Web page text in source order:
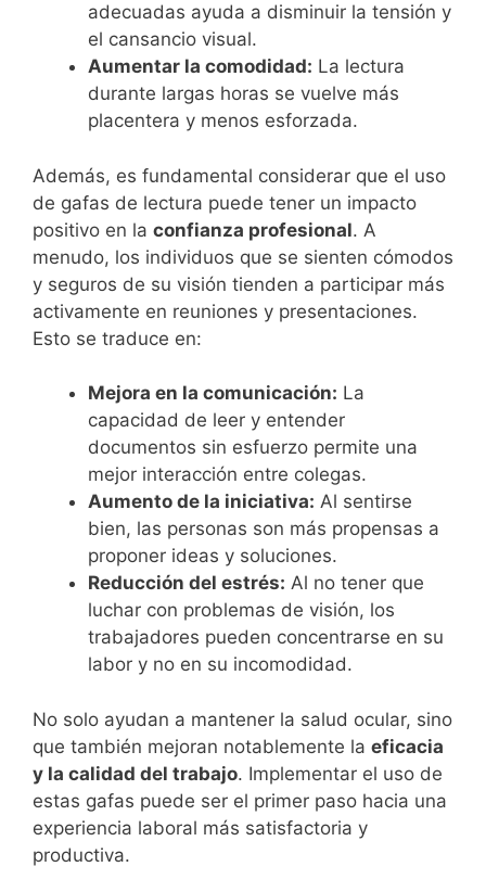
adecuadas ayuda a disminuir la tensión y
el cansancio visual.
Aumentar la comodidad: La lectura
durante largas horas se vuelve más
placentera y menos esforzada.
Además, es fundamental considerar que el uso
de gafas de lectura puede tener un impacto
positivo en la confianza profesional. A
menudo, los individuos que se sienten cómodos
y seguros de su visión tienden a participar más
activamente en reuniones y presentaciones.
Esto se traduce en:
Mejora en la comunicación: La
capacidad de leer y entender
documentos sin esfuerzo permite una
mejor interacción entre colegas.
Aumento de la iniciativa: Al sentirse
bien, las personas son más propensas a
proponer ideas y soluciones.
Reducción del estrés: Al no tener que
luchar con problemas de visión, los
trabajadores pueden concentrarse en su
labor y no en su incomodidad.
No solo ayudan a mantener la salud ocular, sino
que también mejoran notablemente la eficacia
y la calidad del trabajo. Implementar el uso de
estas gafas puede ser el primer paso hacia una
experiencia laboral más satisfactoria y
productiva.